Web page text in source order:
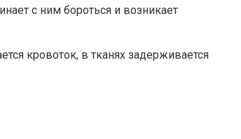
с ним бороться и возникает
кровоток, в тканях задерживается